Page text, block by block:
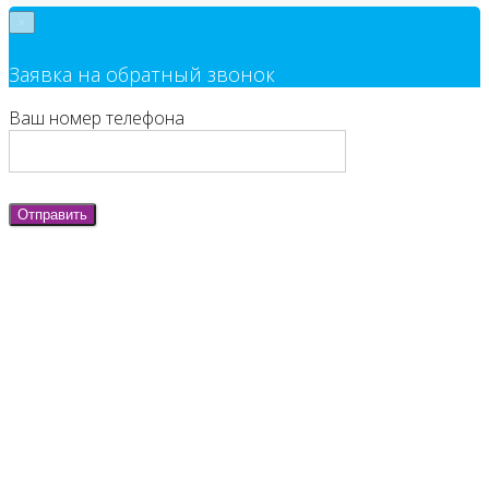
Заявка на обратный звонок
Ваш номер телефона
Отправить